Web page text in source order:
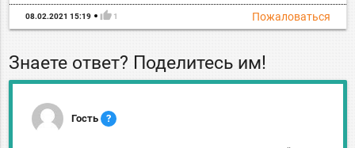
Пожаловаться
08.02.2021 15:19 thumb_up 1
Знаете ответ? Поделитесь им!
Гость ?